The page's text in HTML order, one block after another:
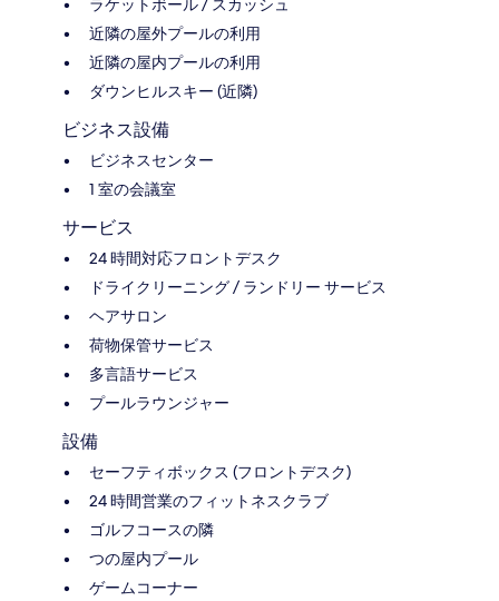
ラケットボール / スカッシュ
近隣の屋外プールの利用
近隣の屋内プールの利用
ダウンヒルスキー (近隣)
ビジネス設備
ビジネスセンター
1 室の会議室
サービス
24 時間対応フロントデスク
ドライクリーニング / ランドリー サービス
ヘアサロン
荷物保管サービス
多言語サービス
プールラウンジャー
設備
セーフティボックス (フロントデスク)
24 時間営業のフィットネスクラブ
ゴルフコースの隣
つの屋内プール
ゲームコーナー